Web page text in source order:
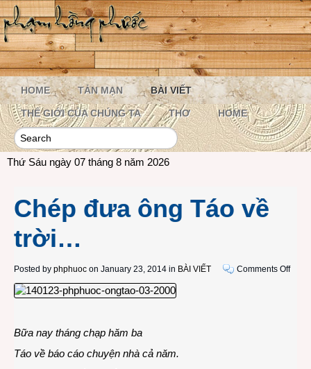
HOME TẢN MẠN BÀI VIẾT
THẾ GIỚI CỦA CHÚNG TA THƠ HOME
Thứ Sáu ngày 07 tháng 8 năm 2026
Chép đưa ông Táo về
trời…
Posted by phphuoc on January 23, 2014 in BÀI VIẾT Comments Offon
Bữa nay tháng chạp hăm ba
Táo về báo cáo chuyện nhà cả năm.